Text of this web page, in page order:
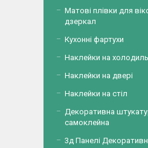
Матові плівки для
дзеркал
Кухонні фартухи
Наклейки на
Наклейки на двері
Наклейки на стіл
Декоративна
самоклейна
3д Панелі